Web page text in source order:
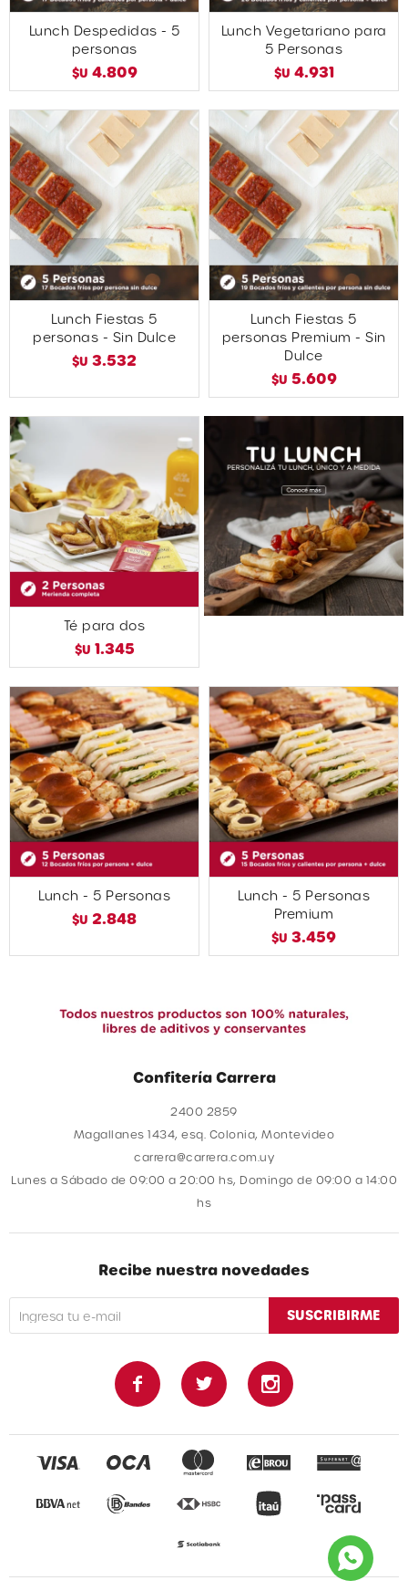
Lunch Despedidas - 5
personas
$U 4.809
Lunch Vegetariano para
5 Personas
$U 4.931
Lunch Fiestas 5
personas - Sin Dulce
$U 3.532
Lunch Fiestas 5
personas Premium - Sin
Dulce
$U 5.609
Té para dos
$U 1.345
Lunch - 5 Personas
$U 2.848
Lunch - 5 Personas
Premium
$U 3.459
Confitería Carrera
2400 2859
Magallanes 1434, esq. Colonia, Montevideo
carrera@carrera.com.uy
Lunes a Sábado de 09:00 a 20:00 hs, Domingo de 09:00 a 14:00
hs
Recibe nuestra novedades
SUSCRIBIRME
  